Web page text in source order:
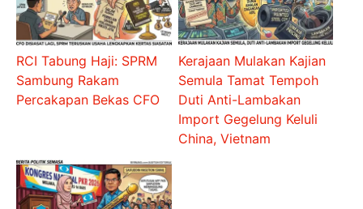
RCI Tabung Haji: SPRM
Sambung Rakam
Percakapan Bekas CFO
Kerajaan Mulakan Kajian
Semula Tamat Tempoh
Duti Anti-Lambakan
Import Gegelung Keluli
China, Vietnam